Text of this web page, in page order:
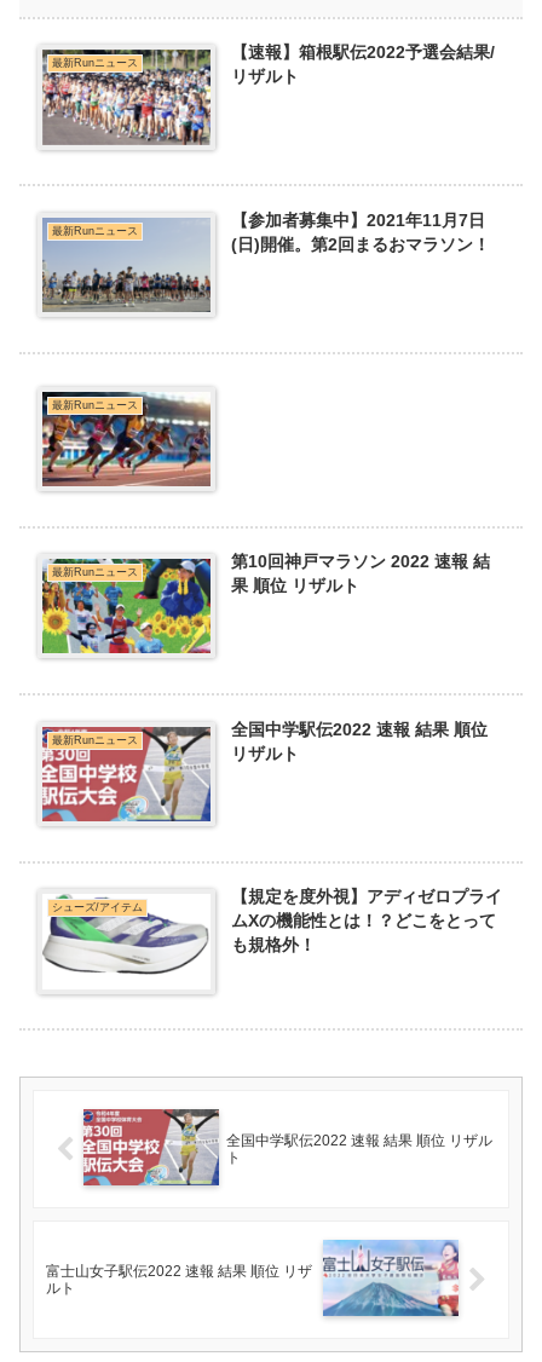
最新Runニュース
【速報】箱根駅伝2022予選会結果/
リザルト
最新Runニュース
【参加者募集中】2021年11月7日
(日)開催。第2回まるおマラソン！
最新Runニュース
最新Runニュース
第10回神戸マラソン 2022 速報 結
果 順位 リザルト
最新Runニュース
全国中学駅伝2022 速報 結果 順位
リザルト
シューズ/アイテム
【規定を度外視】アディゼロプライ
ムXの機能性とは！？どこをとって
も規格外！
全国中学駅伝2022 速報 結果 順位 リザル
ト
富士山女子駅伝2022 速報 結果 順位 リザ
ルト